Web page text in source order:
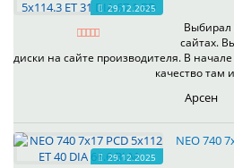
29.12.2025
Выбирал
сайтах.
диски на сайте производителя. В
качество там
Арсен
29.12.2025
NEO 740